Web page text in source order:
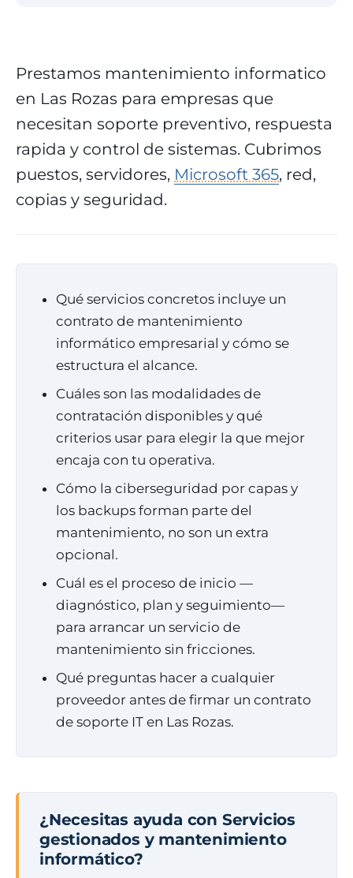
Prestamos mantenimiento informatico
en Las Rozas para empresas que
necesitan soporte preventivo, respuesta
rapida y control de sistemas. Cubrimos
puestos, servidores, Microsoft 365, red,
copias y seguridad.
Qué servicios concretos incluye un
contrato de mantenimiento
informático empresarial y cómo se
estructura el alcance.
Cuáles son las modalidades de
contratación disponibles y qué
criterios usar para elegir la que mejor
encaja con tu operativa.
Cómo la ciberseguridad por capas y
los backups forman parte del
mantenimiento, no son un extra
opcional.
Cuál es el proceso de inicio —
diagnóstico, plan y seguimiento—
para arrancar un servicio de
mantenimiento sin fricciones.
Qué preguntas hacer a cualquier
proveedor antes de firmar un contrato
de soporte IT en Las Rozas.
¿Necesitas ayuda con Servicios
gestionados y mantenimiento
informático?